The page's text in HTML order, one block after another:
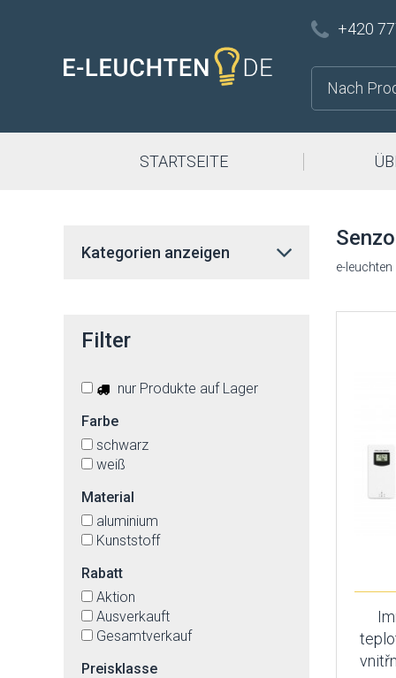
+420
STARTSEITE
e-leuchten
Kategorien anzeigen
Filter
nur Produkte auf Lager
Farbe
schwarz
weiß
Material
aluminium
Kunststoff
Rabatt
Aktion
Ausverkauft
Gesamtverkauf
Preisklasse